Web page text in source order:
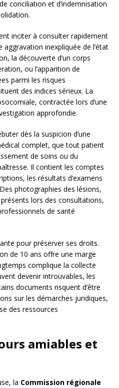
conciliation et d’indemnisation
inciter à consulter rapidement
inexpliquée de l’état
la découverte d’un corps
ou l’apparition de
parmi les risques
des indices sérieux. La
contractée lors d’une
approfondie.
dès la suspicion d’une
complet, que tout patient
de soins ou du
Il contient les comptes
les résultats d’examens
photographies des lésions,
lors des consultations,
de santé
pour préserver ses droits.
de 10 ans offre une marge
complique la collecte
devenir introuvables, les
documents risquent d’être
sur les démarches juridiques,
des ressources
amiables et
la Commission régionale